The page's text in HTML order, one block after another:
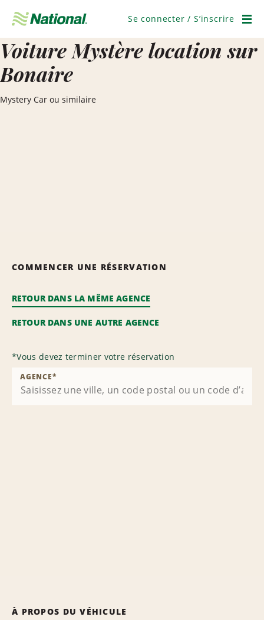
navigation
Se connecter / S’inscrire
Voiture Mystère location sur
Bonaire
Mystery Car ou similaire
COMMENCER UNE RÉSERVATION
RETOUR DANS LA MÊME AGENCE
RETOUR DANS UNE AUTRE AGENCE
*Vous devez terminer votre réservation
AGENCE*
À PROPOS DU VÉHICULE